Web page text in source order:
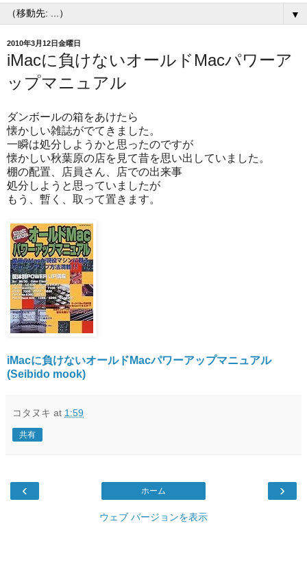
▼
2010年3月12日金曜日
iMacに負けないオールドMacパワーア
ップマニュアル
ダンボールの箱をあけたら
懐かしい雑誌がでてきました。
一瞬は処分しようかと思ったのですが
懐かしい秋葉原の店を見て昔を思い出していました。
棚の配置、店員さん、店での出来事
処分しようと思っていましたが
もう、暫く、取って置きます。
iMacに負けないオールドMacパワーアップマニュアル
(Seibido mook)
コタヌキ at 1:59
共有
‹ ›
ホーム
ウェブ バージョンを表示